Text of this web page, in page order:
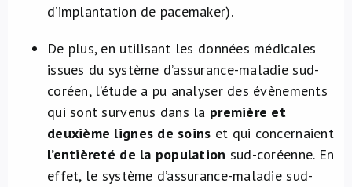
d’implantation de pacemaker).
De plus, en utilisant les données médicales
issues du système d’assurance-maladie sud-
coréen, l’étude a pu analyser des évènements
qui sont survenus dans la première et
deuxième lignes de soins et qui concernaient
l’entièreté de la population sud-coréenne. En
effet, le système d’assurance-maladie sud-